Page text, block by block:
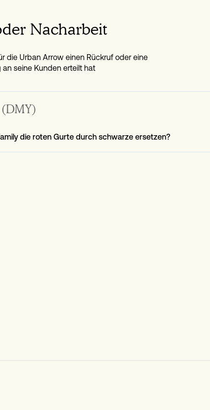
Nacharbeit
die Urban Arrow einen Rückruf oder eine
seine Kunden erteilt hat
die roten Gurte durch schwarze ersetzen?